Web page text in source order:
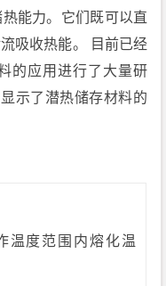
能力。它们既可以直
吸收热能。 目前已经
的应用进行了大量研
示了潜热储存材料的
温度范围内熔化温